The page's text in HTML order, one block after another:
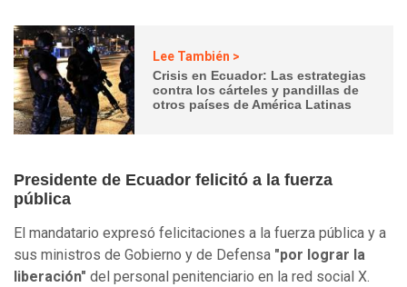
Lee También >
Crisis en Ecuador: Las estrategias
contra los cárteles y pandillas de
otros países de América Latinas
Presidente de Ecuador felicitó a la fuerza
pública
El mandatario expresó felicitaciones a la fuerza pública y a
sus ministros de Gobierno y de Defensa "por lograr la
liberación" del personal penitenciario en la red social X.